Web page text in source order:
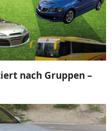
nach Gruppen –